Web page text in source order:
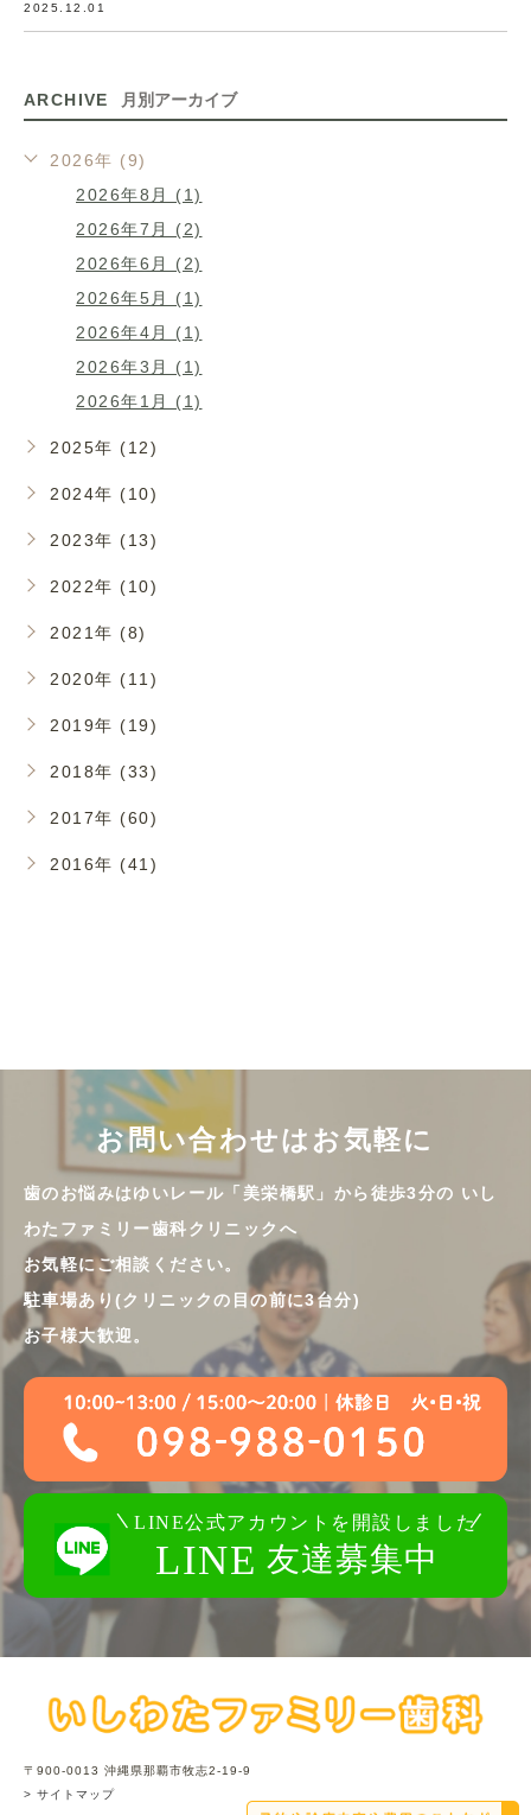
2025.12.01
ARCHIVE 月別アーカイブ
2026年 (9)
2026年8月 (1)
2026年7月 (2)
2026年6月 (2)
2026年5月 (1)
2026年4月 (1)
2026年3月 (1)
2026年1月 (1)
2025年 (12)
2024年 (10)
2023年 (13)
2022年 (10)
2021年 (8)
2020年 (11)
2019年 (19)
2018年 (33)
2017年 (60)
2016年 (41)
お問い合わせはお気軽に
歯のお悩みはゆいレール「美栄橋駅」から徒歩3分の いし
わたファミリー歯科クリニックへ
お気軽にご相談ください。
駐車場あり(クリニックの目の前に3台分)
お子様大歓迎。
〒900-0013 沖縄県那覇市牧志2-19-9
> サイトマップ